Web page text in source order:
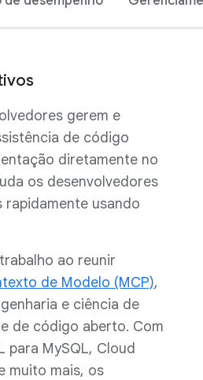
gerem e
de código
diretamente no
os desenvolvedores
usando
ao reunir
de Modelo (MCP),
e ciência de
de código aberto. Com
para MySQL, Cloud
muito mais, os